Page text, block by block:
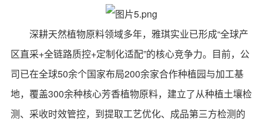
深耕天然植物原料领域多年，雅琪实业已形成“全球产
区直采+全链路质控+定制化适配”的核心竞争力。目前，公
司已在全球50余个国家布局200余家合作种植园与加工基
地，覆盖300余种核心芳香植物原料，建立了从种植土壤检
测、采收时效管控，到提取工艺优化、成品第三方检测的